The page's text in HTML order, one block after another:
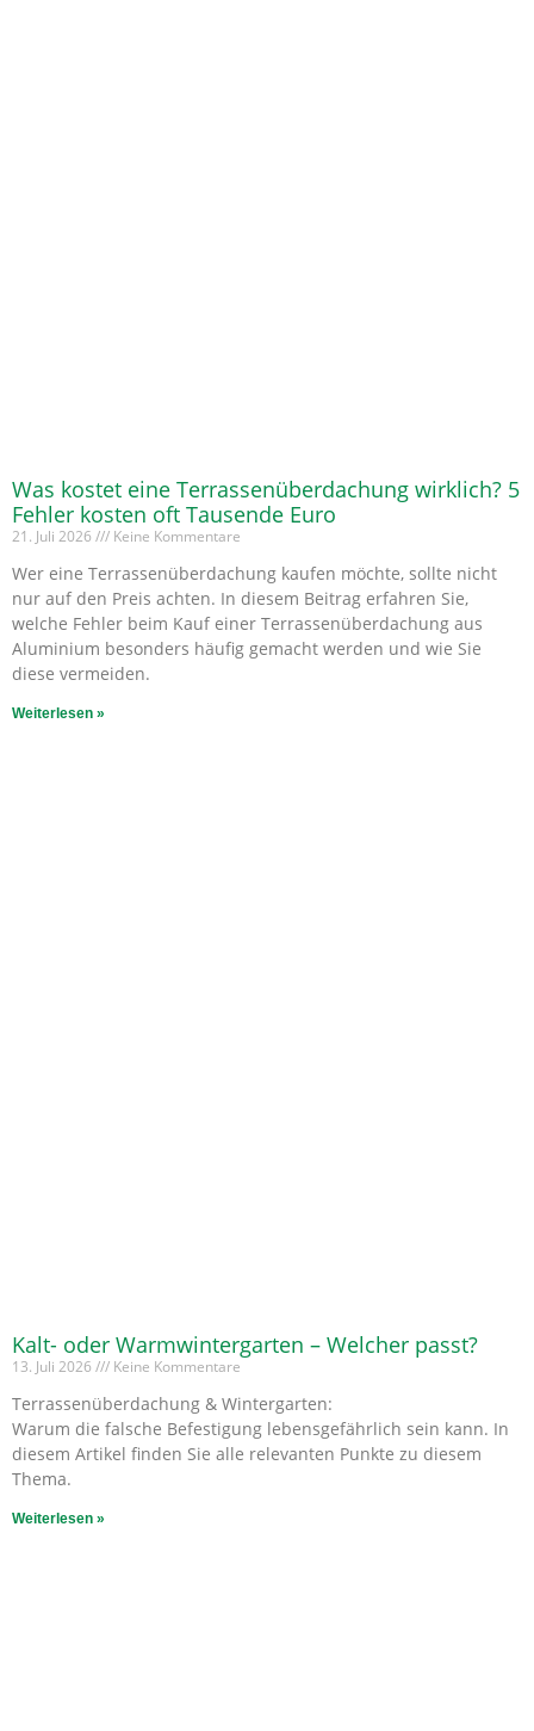
Was kostet eine Terrassenüberdachung wirklich? 5
Fehler kosten oft Tausende Euro
21. Juli 2026 Keine Kommentare
Wer eine Terrassenüberdachung kaufen möchte, sollte nicht
nur auf den Preis achten. In diesem Beitrag erfahren Sie,
welche Fehler beim Kauf einer Terrassenüberdachung aus
Aluminium besonders häufig gemacht werden und wie Sie
diese vermeiden.
Weiterlesen »
Kalt- oder Warmwintergarten – Welcher passt?
13. Juli 2026 Keine Kommentare
Terrassenüberdachung & Wintergarten:
Warum die falsche Befestigung lebensgefährlich sein kann. In
diesem Artikel finden Sie alle relevanten Punkte zu diesem
Thema.
Weiterlesen »